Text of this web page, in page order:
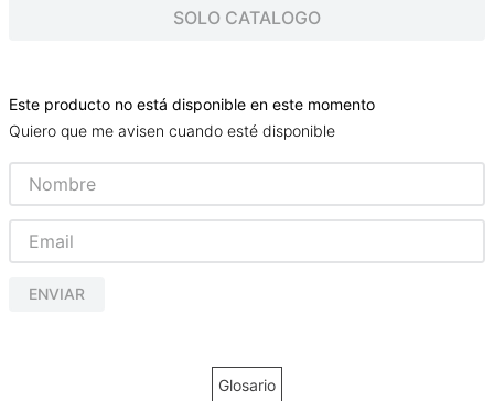
SOLO CATALOGO
Este producto no está disponible en este momento
Quiero que me avisen cuando esté disponible
ENVIAR
Glosario